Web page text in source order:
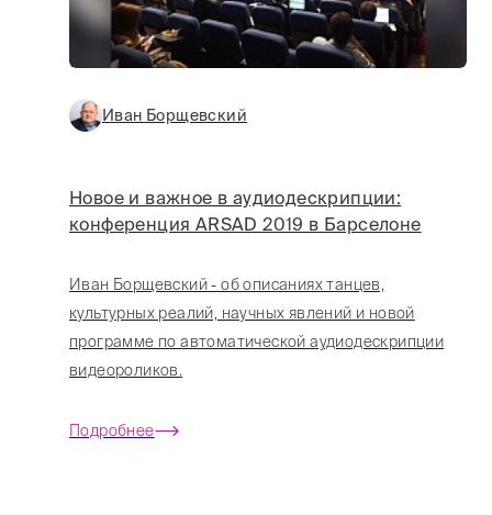
Иван Борщевский
Новое и важное в аудиодескрипции:
конференция ARSAD 2019 в Барселоне
Иван Борщевский - об описаниях танцев,
культурных реалий, научных явлений и новой
программе по автоматической аудиодескрипции
видеороликов.
Подробнее